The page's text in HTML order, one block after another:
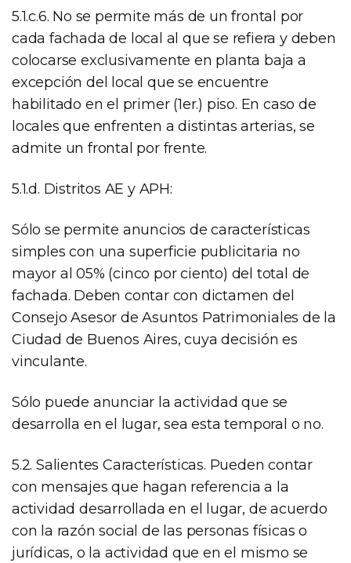
5.1.c.6. No se permite más de un frontal por
cada fachada de local al que se refiera y deben
colocarse exclusivamente en planta baja a
excepción del local que se encuentre
habilitado en el primer (1er.) piso. En caso de
locales que enfrenten a distintas arterias, se
admite un frontal por frente.
5.1.d. Distritos AE y APH:
Sólo se permite anuncios de características
simples con una superficie publicitaria no
mayor al 05% (cinco por ciento) del total de
fachada. Deben contar con dictamen del
Consejo Asesor de Asuntos Patrimoniales de la
Ciudad de Buenos Aires, cuya decisión es
vinculante.
Sólo puede anunciar la actividad que se
desarrolla en el lugar, sea esta temporal o no.
5.2. Salientes Características. Pueden contar
con mensajes que hagan referencia a la
actividad desarrollada en el lugar, de acuerdo
con la razón social de las personas físicas o
jurídicas, o la actividad que en el mismo se